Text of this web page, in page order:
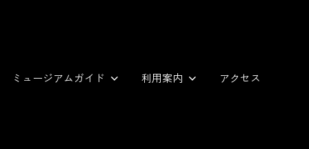
ミュージアムガイド 利用案内 アクセス